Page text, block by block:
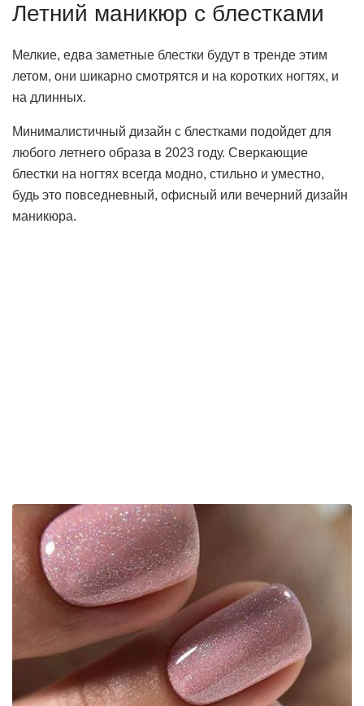
Летний маникюр с блестками
Мелкие, едва заметные блестки будут в тренде этим
летом, они шикарно смотрятся и на коротких ногтях, и
на длинных.
Минималистичный дизайн с блестками подойдет для
любого летнего образа в 2023 году. Сверкающие
блестки на ногтях всегда модно, стильно и уместно,
будь это повседневный, офисный или вечерний дизайн
маникюра.